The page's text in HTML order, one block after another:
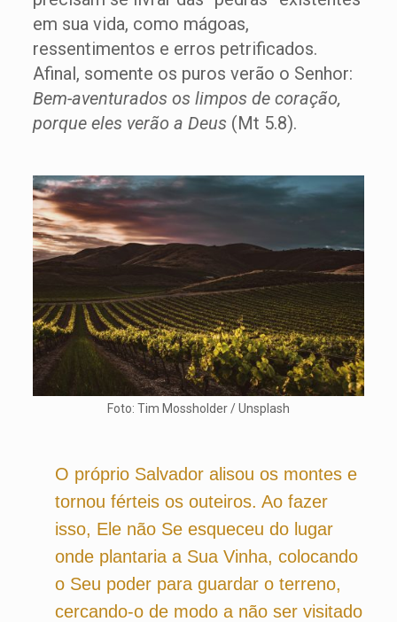
em sua vida, como mágoas,
ressentimentos e erros petrificados.
Afinal, somente os puros verão o Senhor:
Bem-aventurados os limpos de coração,
porque eles verão a Deus (Mt 5.8).
Foto: Tim Mossholder / Unsplash
O próprio Salvador alisou os montes e
tornou férteis os outeiros. Ao fazer
isso, Ele não Se esqueceu do lugar
onde plantaria a Sua Vinha, colocando
o Seu poder para guardar o terreno,
cercando-o de modo a não ser visitado